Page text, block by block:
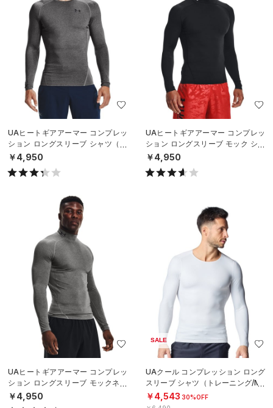
UAヒートギアアーマー コンプレッ
ション ロングスリーブ シャツ（ト
レーニング/MEN）
￥4,950
UAヒートギアアーマー コンプレッ
ション ロングスリーブ モック シャ
ツ（トレーニング/MEN）
￥4,950
UAヒートギアアーマー コンプレッ
ション ロングスリーブ モックネッ
ク シャツ（トレーニング/MEN）
￥4,950
SALE
UAクール コンプレッション ロング
スリーブ シャツ（トレーニング/ME
N）
￥4,543 30%OFF